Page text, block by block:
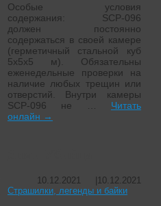
Особые условия
содержания: SCP-096
должен постоянно
содержаться в своей камере
(герметичный стальной куб
5х5х5 м). Обязательны
еженедельные проверки на
наличие любых трещин или
отверстий. Внутри камеры
SCP-096 не … Читать
онлайн →
10.12.2021 | 10.12.2021
Страшилки, легенды и байки